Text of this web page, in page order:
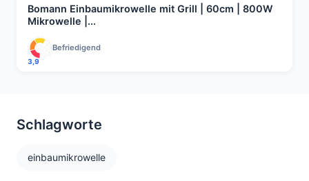
Bomann Einbaumikrowelle mit Grill | 60cm | 800W
Mikrowelle |...
3,9
Befriedigend
Schlagworte
einbaumikrowelle